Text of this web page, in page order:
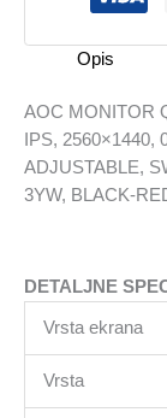
300HZ,
FAST
2560x1440,
0.3
MS,
80M:1,
HEIGHT
ADJUSTABLE,
SWIVEL,
PIVOT,
2X
Opis
AOC MONITOR
IPS, 2560×1440,
ADJUSTABLE,
3YW, BLACK-
DETALJNE
Vrsta ekrana
Vrsta